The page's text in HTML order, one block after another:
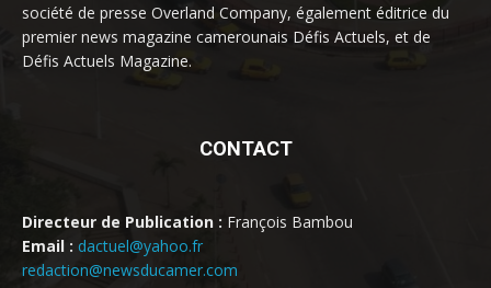
société de presse Overland Company, également éditrice du
premier news magazine camerounais Défis Actuels, et de
Défis Actuels Magazine.
CONTACT
Directeur de Publication : François Bambou
Email : dactuel@yahoo.fr
redaction@newsducamer.com